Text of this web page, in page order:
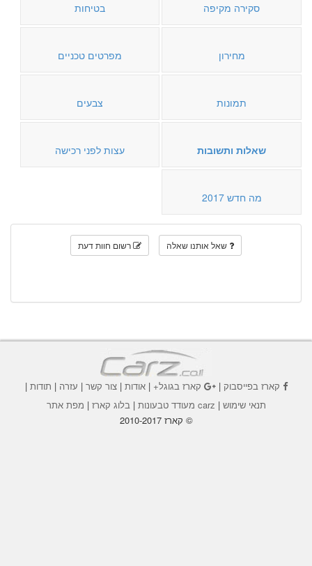
סקירה מקיפה בטיחות
מחירון מפרטים טכניים
תמונות צבעים
שאלות ותשובות עצות לפני רכישה
מה חדש 2017
שאל אותנו שאלה רשום חוות דעת
קארז בפייסבוק| קארז בגוגל+|אודות |צור קשר | עזרה | תודות |
תנאי שימוש | carz מעודד טבעונות | בלוג קארז | מפת אתר
© קארז 2010-2017